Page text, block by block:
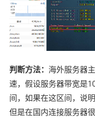
判断方法： 海外服务器
速，假设服务器带宽是
间，如果在这区间，说
但是在国内连接服务器